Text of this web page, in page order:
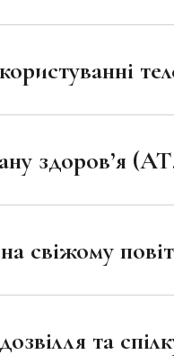
здоров’я
свіжому
та